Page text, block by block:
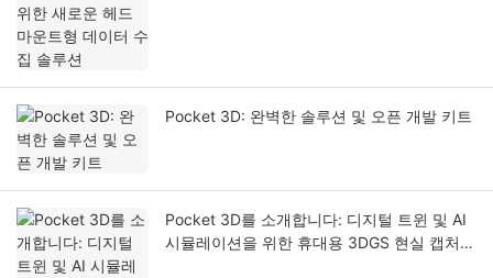
Pocket 3D: 완벽한 솔루션 및 오픈 개발 키트
Pocket 3D를 소개합니다: 디지털 트윈 및 AI
시뮬레이션을 위한 휴대용 3DGS 현실 캡처